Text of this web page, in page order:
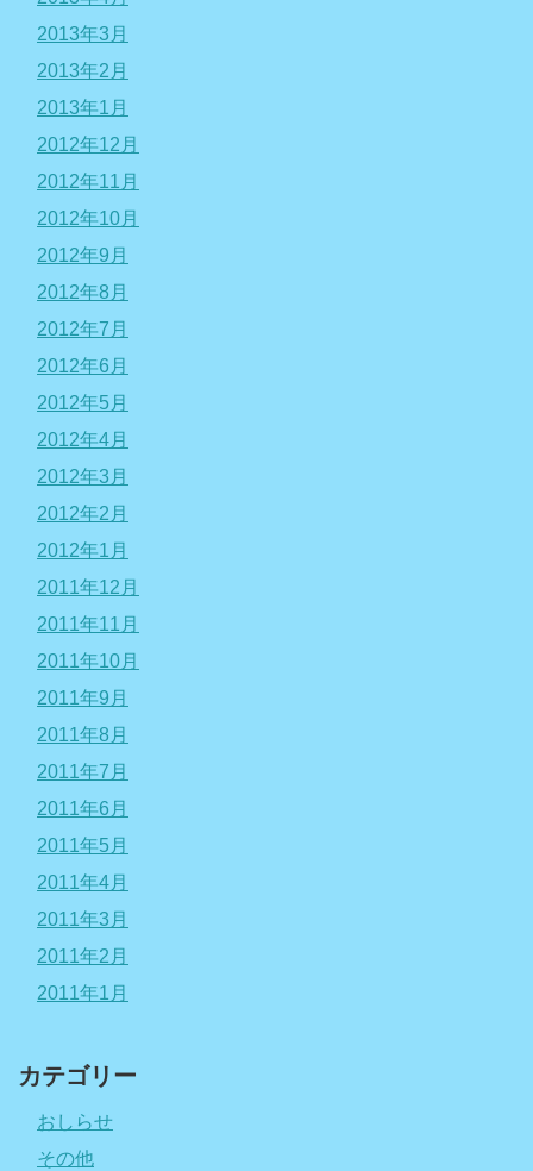
2013年3月
2013年2月
2013年1月
2012年12月
2012年11月
2012年10月
2012年9月
2012年8月
2012年7月
2012年6月
2012年5月
2012年4月
2012年3月
2012年2月
2012年1月
2011年12月
2011年11月
2011年10月
2011年9月
2011年8月
2011年7月
2011年6月
2011年5月
2011年4月
2011年3月
2011年2月
2011年1月
カテゴリー
おしらせ
その他